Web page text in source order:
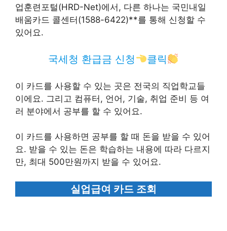
업훈련포털(HRD-Net)에서, 다른 하나는 국민내일
배움카드 콜센터(1588-6422)**를 통해 신청할 수
있어요.
국세청 환급금 신청 클릭
이 카드를 사용할 수 있는 곳은 전국의 직업학교들
이에요. 그리고 컴퓨터, 언어, 기술, 취업 준비 등 여
러 분야에서 공부를 할 수 있어요.
이 카드를 사용하면 공부를 할 때 돈을 받을 수 있어
요. 받을 수 있는 돈은 학습하는 내용에 따라 다르지
만, 최대 500만원까지 받을 수 있어요.
실업급여 카드 조회